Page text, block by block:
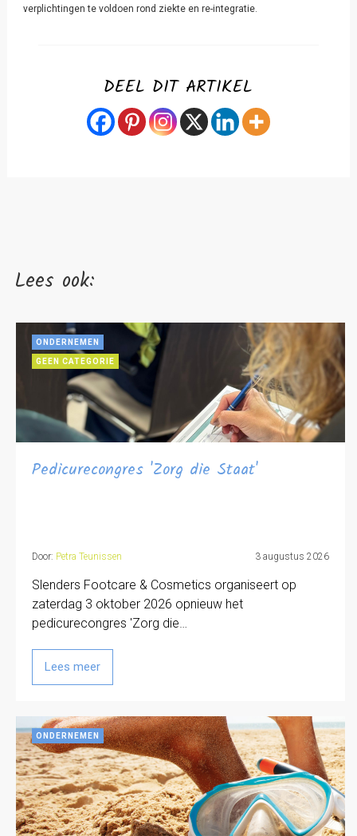
verplichtingen te voldoen rond ziekte en re-integratie.
DEEL DIT ARTIKEL
Lees ook:
ONDERNEMEN
GEEN CATEGORIE
Pedicurecongres 'Zorg die Staat'
Door: Petra Teunissen 3 augustus 2026
Slenders Footcare & Cosmetics organiseert op
zaterdag 3 oktober 2026 opnieuw het
pedicurecongres 'Zorg die…
Lees meer
ONDERNEMEN